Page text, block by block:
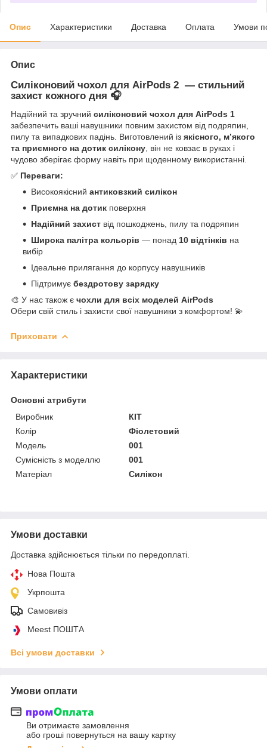
Опис Характеристики Доставка Оплата Умови
Опис
Силіконовий чохол для AirPods 2 — стильний
захист кожного дня 🎧
Надійний та зручний силіконовий чохол для AirPods 1
забезпечить ваші навушники повним захистом від подряпин,
пилу та випадкових падінь. Виготовлений із якісного, м’якого
та приємного на дотик силікону , він не ковзає в руках і
чудово зберігає форму навіть при щоденному використанні.
✅ Переваги:
Високоякісний антиковзкий силікон
Приємна на дотик поверхня
Надійний захист від пошкоджень, пилу та подряпин
Широка палітра кольорів — понад 10 відтінків на
вибір
Ідеальне прилягання до корпусу навушників
Підтримує бездротову зарядку
🎨 У нас також є чохли для всіх моделей AirPods
Обери свій стиль і захисти свої навушники з комфортом! 💫
Приховати
Характеристики
Основні атрибути
Виробник
КІТ
Колір
Фіолетовий
Модель
001
Сумісність з моделлю
001
Матеріал
Силікон
Умови доставки
Доставка здійснюється тільки по передоплаті.
Нова Пошта
Укрпошта
Самовивіз
Meest ПОШТА
Всі умови доставки
Умови оплати
Ви отримаєте замовлення
або гроші повернуться на вашу картку